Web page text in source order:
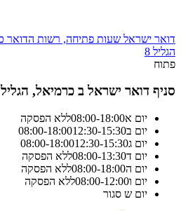
הגליל 8
פתוח
סניף דואר ישראל ב כרמיאל, הגליל 8
יום א 08:00-18:00
ללא הפסקה
יום ב
08:00-18:0012:30-15:30
יום ג
08:00-18:0012:30-15:30
יום ד
08:00-13:30
ללא הפסקה
יום ה
08:00-18:00
ללא הפסקה
יום ו
08:00-12:00
ללא הפסקה
יום ש סגור